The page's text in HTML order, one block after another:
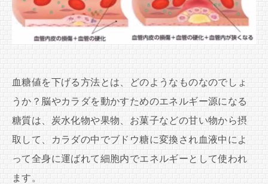
血糖値を下げる方法とは、どのようなものなのでしょ
うか？脳やカラダを動かすためのエネルギー源になる
糖質は、炭水化物や果物、お菓子などの甘い物から摂
取して、カラダの中でブドウ糖に変換され血液中によ
って全身に運ばれて細胞内でエネルギーとして使われ
ます。